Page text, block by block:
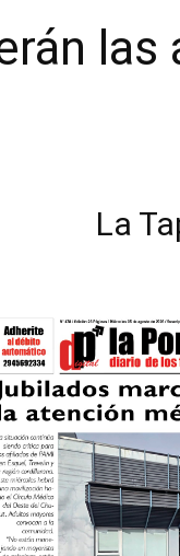
las
La